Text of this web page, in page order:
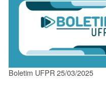
Boletim UFPR 25/03/2025